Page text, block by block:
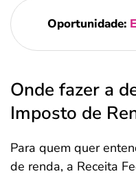
Oportunidade:
Onde fazer a
Imposto de
Para quem quer
de renda, a Receita